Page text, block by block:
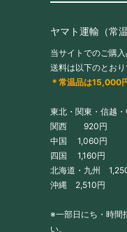
ヤマト運輸（常温
当サイトでのご購
送料は以下のとおり
＊常温品は15,000
東北・関東・信越
関西 920円
中国 1,060円
四国 1,160円
北海道・九州
沖縄 2,510円
※一部日にち・時間
い。